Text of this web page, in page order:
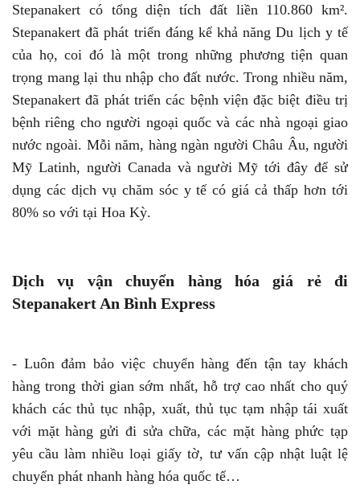
Stepanakert có tổng diện tích đất liền 110.860 km².
Stepanakert đã phát triển đáng kể khả năng Du lịch y tế
của họ, coi đó là một trong những phương tiện quan
trọng mang lại thu nhập cho đất nước. Trong nhiều năm,
Stepanakert đã phát triển các bệnh viện đặc biệt điều trị
bệnh riêng cho người ngoại quốc và các nhà ngoại giao
nước ngoài. Mỗi năm, hàng ngàn người Châu Âu, người
Mỹ Latinh, người Canada và người Mỹ tới đây để sử
dụng các dịch vụ chăm sóc y tế có giá cả thấp hơn tới
80% so với tại Hoa Kỳ.
Dịch vụ vận chuyển hàng hóa giá rẻ đi
Stepanakert An Bình Express
- Luôn đảm bảo việc chuyển hàng đến tận tay khách
hàng trong thời gian sớm nhất, hỗ trợ cao nhất cho quý
khách các thủ tục nhập, xuất, thủ tục tạm nhập tái xuất
với mặt hàng gửi đi sửa chữa, các mặt hàng phức tạp
yêu cầu làm nhiều loại giấy tờ, tư vấn cập nhật luật lệ
chuyển phát nhanh hàng hóa quốc tế…